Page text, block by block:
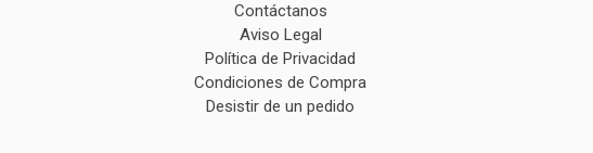
Contáctanos
Aviso Legal
Política de Privacidad
Condiciones de Compra
Desistir de un pedido